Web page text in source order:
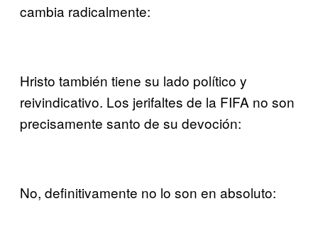
cambia radicalmente:
Hristo también tiene su lado político y
reivindicativo. Los jerifaltes de la FIFA no son
precisamente santo de su devoción:
No, definitivamente no lo son en absoluto: